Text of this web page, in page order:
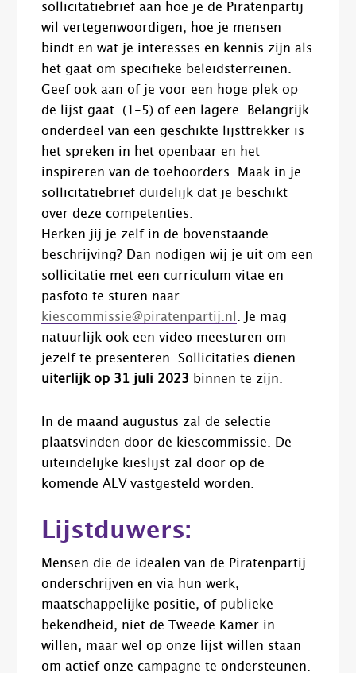
sollicitatiebrief aan hoe je de Piratenpartij
wil vertegenwoordigen, hoe je mensen
bindt en wat je interesses en kennis zijn als
het gaat om specifieke beleidsterreinen.
Geef ook aan of je voor een hoge plek op
de lijst gaat (1-5) of een lagere. Belangrijk
onderdeel van een geschikte lijsttrekker is
het spreken in het openbaar en het
inspireren van de toehoorders. Maak in je
sollicitatiebrief duidelijk dat je beschikt
over deze competenties.
Herken jij je zelf in de bovenstaande
beschrijving? Dan nodigen wij je uit om een
sollicitatie met een curriculum vitae en
pasfoto te sturen naar
kiescommissie@piratenpartij.nl . Je mag
natuurlijk ook een video meesturen om
jezelf te presenteren. Sollicitaties dienen
uiterlijk op 31 juli 2023 binnen te zijn.
In de maand augustus zal de selectie
plaatsvinden door de kiescommissie. De
uiteindelijke kieslijst zal door op de
komende ALV vastgesteld worden.
Lijstduwers:
Mensen die de idealen van de Piratenpartij
onderschrijven en via hun werk,
maatschappelijke positie, of publieke
bekendheid, niet de Tweede Kamer in
willen, maar wel op onze lijst willen staan
om actief onze campagne te ondersteunen.